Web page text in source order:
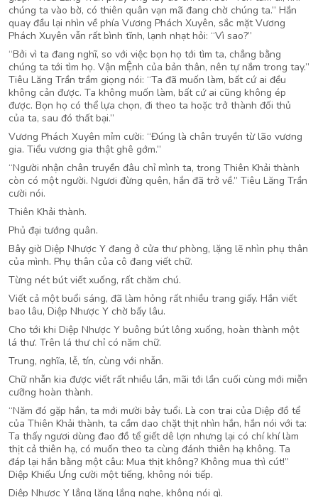
chúng ta vào bờ, có thiên quân vạn mã đang chờ chúng ta.” Hắn
quay đầu lại nhìn về phía Vương Phách Xuyên, sắc mặt Vương
Phách Xuyên vẫn rất bình tĩnh, lạnh nhạt hỏi: “Vì sao?”
“Bởi vì ta đang nghĩ, so với việc bọn họ tới tìm ta, chẳng bằng
chúng ta tới tìm họ. Vận mỆnh của bản thân, nên tự nắm trong tay.”
Tiêu Lăng Trần trầm giọng nói: “Ta đã muốn làm, bất cứ ai đều
không cản được. Ta không muốn làm, bất cứ ai cũng không ép
được. Bọn họ có thể lựa chọn, đi theo ta hoặc trở thành đối thủ
của ta, sau đó thất bại.”
Vương Phách Xuyên mỉm cười: “Đúng là chân truyền từ lão vương
gia. Tiểu vương gia thật ghê gớm.”
“Người nhận chân truyền đâu chỉ mình ta, trong Thiên Khải thành
còn có một người. Ngươi đừng quên, hắn đã trở về.” Tiêu Lăng Trần
cười nói.
Thiên Khải thành.
Phủ đại tướng quân.
Bây giờ Diệp Nhược Y đang ở cửa thư phòng, lặng lẽ nhìn phụ thân
của mình. Phụ thân của cô đang viết chữ.
Từng nét bút viết xuống, rất chăm chú.
Viết cả một buổi sáng, đã làm hỏng rất nhiều trang giấy. Hắn viết
bao lâu, Diệp Nhược Y chờ bấy lâu.
Cho tới khi Diệp Nhược Y buông bút lông xuống, hoàn thành một
lá thư. Trên lá thư chỉ có năm chữ.
Trung, nghĩa, lễ, tín, cùng với nhẫn.
Chữ nhẫn kia được viết rất nhiều lần, mãi tới lần cuối cùng mới miễn
cưỡng hoàn thành.
“Năm đó gặp hắn, ta mới mười bảy tuổi. Là con trai của Diệp đồ tể
của Thiên Khải thành, ta cầm dao chặt thịt nhìn hắn, hắn nói với ta:
Ta thấy ngươi dùng đao đồ tể giết dê lợn nhưng lại có chí khí làm
thịt cả thiên hạ, có muốn theo ta cùng đánh thiên hạ không. Ta
đáp lại hắn bằng một câu: Mua thịt không? Không mua thì cút!”
Diệp Khiếu Ưng cười một tiếng, không nói tiếp.
Diệp Nhược Y lẳng lặng lắng nghe, không nói gì.